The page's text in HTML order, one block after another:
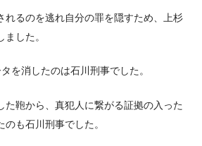
れるのを逃れ自分の罪を隠すため、上杉
した。
を消したのは石川刑事でした。
た鞄から、真犯人に繋がる証拠の入った
も石川刑事でした。